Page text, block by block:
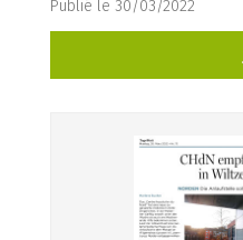
Publié le 30/03/2022